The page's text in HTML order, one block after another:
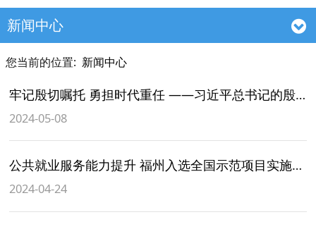
新闻中心
您当前的位置: 新闻中心
牢记殷切嘱托 勇担时代重任 ——习近平总书记的殷切寄语激励我省广大青年不懈奋斗
2024-05-08
公共就业服务能力提升 福州入选全国示范项目实施城市
2024-04-24